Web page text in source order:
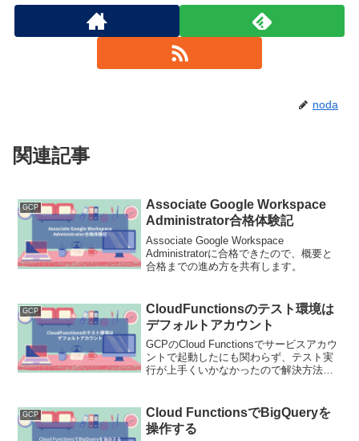
noda
関連記事
GCP
Associate Google Workspace
Administrator合格体験記
Associate Google Workspace
Administratorに合格できたので、概要と
合格までの進め方を共有します。
GCP
CloudFunctionsのテスト環境は
デフォルトアカウント
GCPのCloud Functionsでサービスアカウ
ントで起動したにも関わらず、テスト実
行が上手くいかなかったので解決方法を
GCP
Cloud FunctionsでBigQueryを
操作する